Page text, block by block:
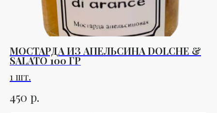
МОСТАРДА ИЗ АПЕЛЬСИНА DOLCHE &
SALATO 100 ГР
1 шт.
450 р.